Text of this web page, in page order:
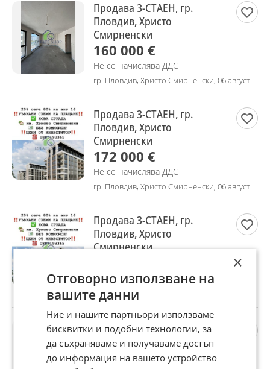
Продава 3-СТАЕН, гр.
Пловдив, Христо
Смирненски
160 000 €
Не се начислява ДДС
гр. Пловдив, Христо Смирненски, 06 август
Продава 3-СТАЕН, гр.
Пловдив, Христо
Смирненски
172 000 €
Не се начислява ДДС
гр. Пловдив, Христо Смирненски, 06 август
Продава 3-СТАЕН, гр.
Пловдив, Христо
Смирненски
Не се начислява ДДС
гр. Пловдив, Христо Смирненски, 06 август
Продава 2-СТАЕН, гр.
Пловдив, Тракия
105 000 €
×
Отговорно използване на
вашите данни
Ние и нашите партньори използваме
бисквитки и подобни технологии, за
да съхраняваме и получаваме достъп
до информация на вашето устройство